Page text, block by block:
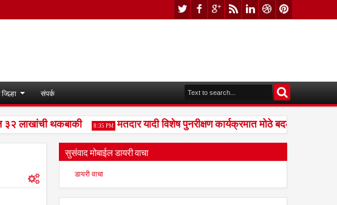
संपर्क
लाखांची थकबाकी 8:35 PM मतदार यादी विशेष पुनरीक्षण कार्यक्रमात मोठे बदल; भारत
सुसंवाद मोबाईल डायरी वाचा
डायरी वाचा